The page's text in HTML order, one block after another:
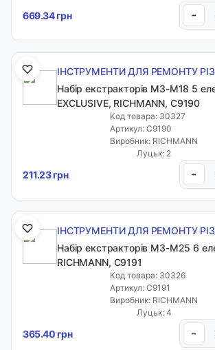
669.34 грн -
ІНСТРУМЕНТИ ДЛЯ РЕМОНТУ
Набір екстракторів М3-М18 5
EXCLUSIVE, RICHMANN, C9190
Код товара: 30327
Артикул: C9190
Виробник: RICHMANN
Луцьк: 2
211.23 грн -
ІНСТРУМЕНТИ ДЛЯ РЕМОНТУ
Набір екстракторів М3-М25 6
RICHMANN, C9191
Код товара: 30326
Артикул: C9191
Виробник: RICHMANN
Луцьк: 4
365.40 грн -